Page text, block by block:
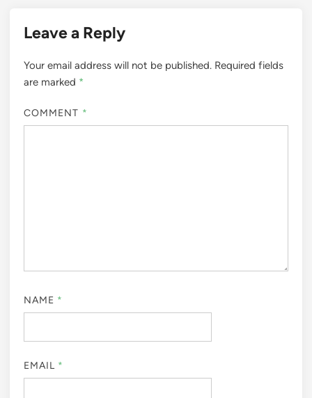
Leave a Reply
Your email address will not be published. Required fields
are marked *
COMMENT *
NAME *
EMAIL *